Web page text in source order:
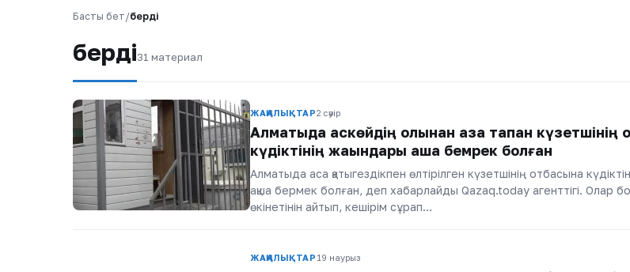
Басты бет/берді
берді31 материал
ЖАҢАЛЫҚТАР2 сәуір
Алматыда қаскөйдің қолынан қаза тапқан күзетшінің
күдіктінің жақындары ақша бемрек болған
Алматыда аса қатыгездікпен өлтірілген күзетшінің отбасына
ақша бермек болған, деп хабарлайды Qazaq.today агенттігі. Олар
өкінетінін айтып, кешірім сұрап…
ЖАҢАЛЫҚТАР 19 наурыз